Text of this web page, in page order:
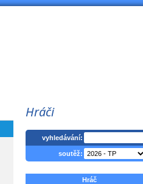
Hráči
vyhledávání:
soutěž:
Hráč